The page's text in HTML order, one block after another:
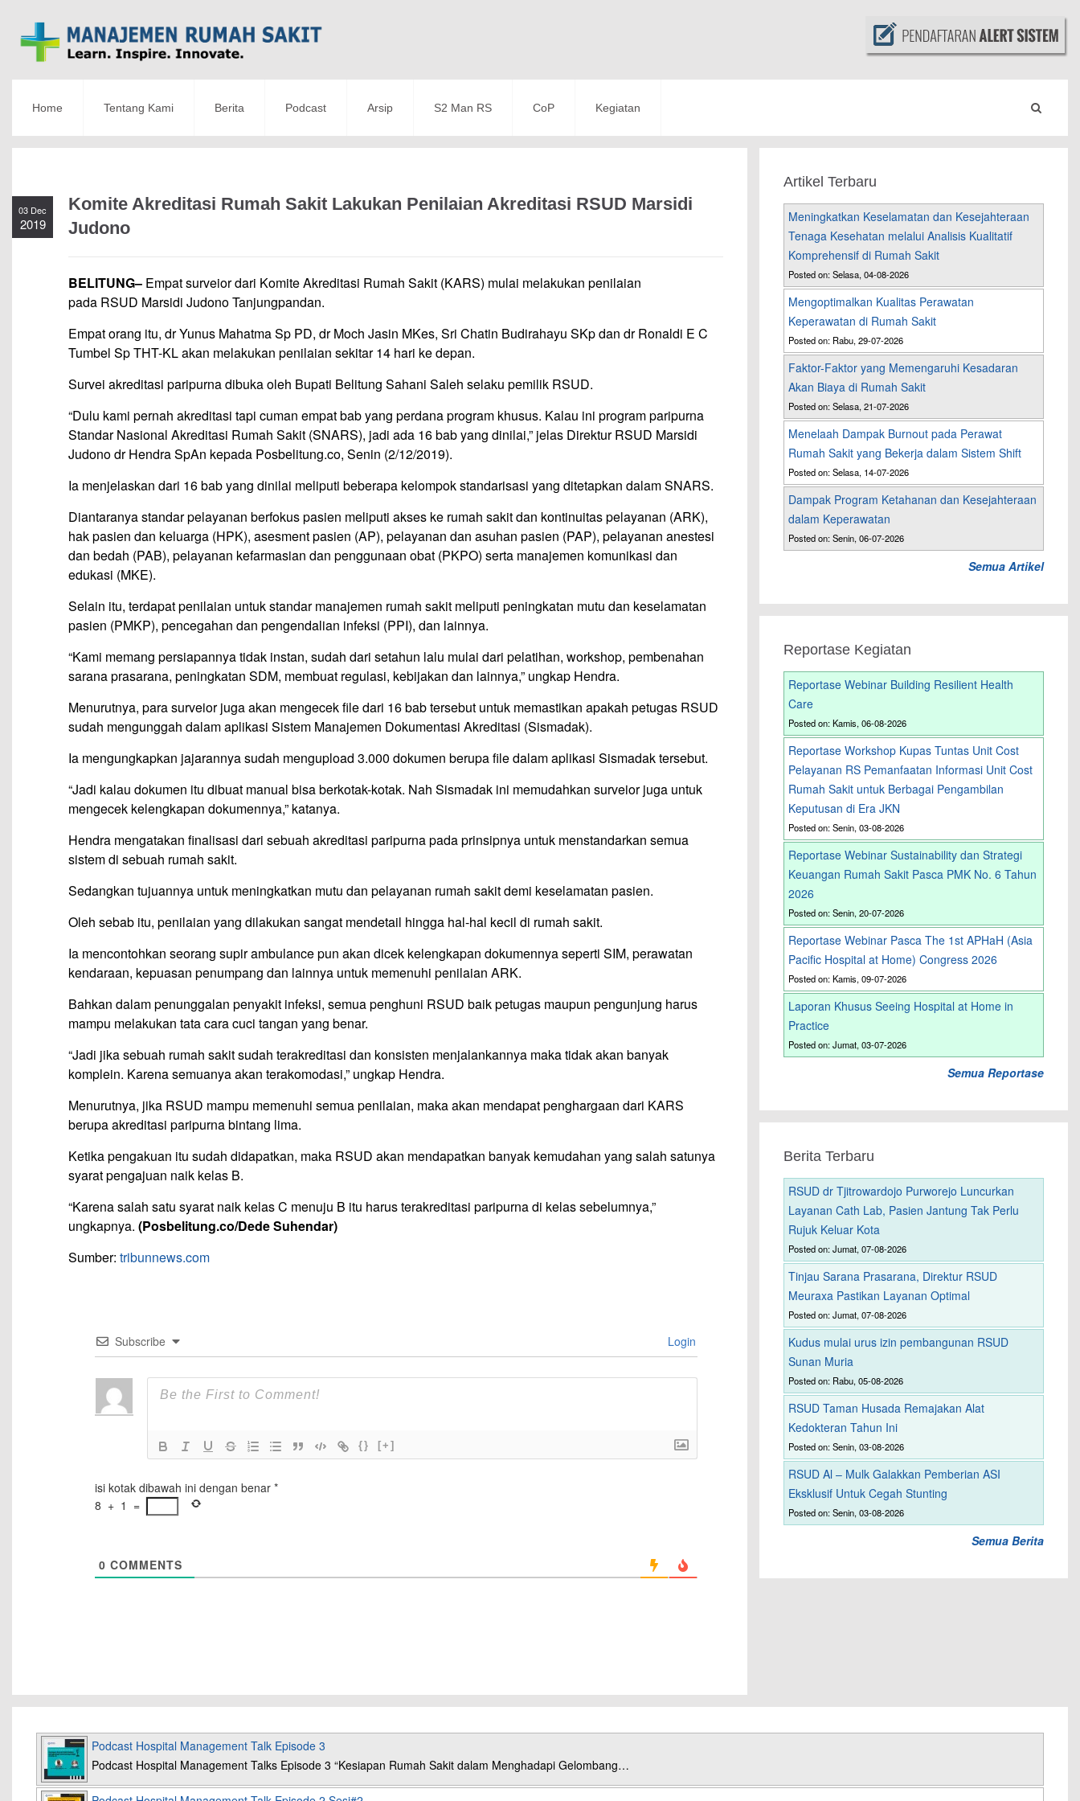
Home Tentang Kami Berita Podcast Arsip S2 Man RS CoP Kegiatan
03 Dec
2019
Komite Akreditasi Rumah Sakit Lakukan Penilaian Akreditasi RSUD Marsidi
Judono
BELITUNG– Empat surveior dari Komite Akreditasi Rumah Sakit (KARS) mulai melakukan penilaian
pada RSUD Marsidi Judono Tanjungpandan.
Empat orang itu, dr Yunus Mahatma Sp PD, dr Moch Jasin MKes, Sri Chatin Budirahayu SKp dan dr Ronaldi E C
Tumbel Sp THT-KL akan melakukan penilaian sekitar 14 hari ke depan.
Survei akreditasi paripurna dibuka oleh Bupati Belitung Sahani Saleh selaku pemilik RSUD.
“Dulu kami pernah akreditasi tapi cuman empat bab yang perdana program khusus. Kalau ini program paripurna
Standar Nasional Akreditasi Rumah Sakit (SNARS), jadi ada 16 bab yang dinilai,” jelas Direktur RSUD Marsidi
Judono dr Hendra SpAn kepada Posbelitung.co, Senin (2/12/2019).
Ia menjelaskan dari 16 bab yang dinilai meliputi beberapa kelompok standarisasi yang ditetapkan dalam SNARS.
Diantaranya standar pelayanan berfokus pasien meliputi akses ke rumah sakit dan kontinuitas pelayanan (ARK),
hak pasien dan keluarga (HPK), asesment pasien (AP), pelayanan dan asuhan pasien (PAP), pelayanan anestesi
dan bedah (PAB), pelayanan kefarmasian dan penggunaan obat (PKPO) serta manajemen komunikasi dan
edukasi (MKE).
Selain itu, terdapat penilaian untuk standar manajemen rumah sakit meliputi peningkatan mutu dan keselamatan
pasien (PMKP), pencegahan dan pengendalian infeksi (PPI), dan lainnya.
“Kami memang persiapannya tidak instan, sudah dari setahun lalu mulai dari pelatihan, workshop, pembenahan
sarana prasarana, peningkatan SDM, membuat regulasi, kebijakan dan lainnya,” ungkap Hendra.
Menurutnya, para surveior juga akan mengecek file dari 16 bab tersebut untuk memastikan apakah petugas RSUD
sudah mengunggah dalam aplikasi Sistem Manajemen Dokumentasi Akreditasi (Sismadak).
Ia mengungkapkan jajarannya sudah mengupload 3.000 dokumen berupa file dalam aplikasi Sismadak tersebut.
“Jadi kalau dokumen itu dibuat manual bisa berkotak-kotak. Nah Sismadak ini memudahkan surveior juga untuk
mengecek kelengkapan dokumennya,” katanya.
Hendra mengatakan finalisasi dari sebuah akreditasi paripurna pada prinsipnya untuk menstandarkan semua
sistem di sebuah rumah sakit.
Sedangkan tujuannya untuk meningkatkan mutu dan pelayanan rumah sakit demi keselamatan pasien.
Oleh sebab itu, penilaian yang dilakukan sangat mendetail hingga hal-hal kecil di rumah sakit.
Ia mencontohkan seorang supir ambulance pun akan dicek kelengkapan dokumennya seperti SIM, perawatan
kendaraan, kepuasan penumpang dan lainnya untuk memenuhi penilaian ARK.
Bahkan dalam penunggalan penyakit infeksi, semua penghuni RSUD baik petugas maupun pengunjung harus
mampu melakukan tata cara cuci tangan yang benar.
“Jadi jika sebuah rumah sakit sudah terakreditasi dan konsisten menjalankannya maka tidak akan banyak
komplein. Karena semuanya akan terakomodasi,” ungkap Hendra.
Menurutnya, jika RSUD mampu memenuhi semua penilaian, maka akan mendapat penghargaan dari KARS
berupa akreditasi paripurna bintang lima.
Ketika pengakuan itu sudah didapatkan, maka RSUD akan mendapatkan banyak kemudahan yang salah satunya
syarat pengajuan naik kelas B.
“Karena salah satu syarat naik kelas C menuju B itu harus terakreditasi paripurna di kelas sebelumnya,”
ungkapnya. (Posbelitung.co/Dede Suhendar)
Sumber: tribunnews.com
Subscribe Login
{} [+]
isi kotak dibawah ini dengan benar*
8 + 1 =
0 COMMENTS
Artikel Terbaru
Meningkatkan Keselamatan dan Kesejahteraan
Tenaga Kesehatan melalui Analisis Kualitatif
Komprehensif di Rumah Sakit
Posted on: Selasa, 04-08-2026
Mengoptimalkan Kualitas Perawatan
Keperawatan di Rumah Sakit
Posted on: Rabu, 29-07-2026
Faktor-Faktor yang Memengaruhi Kesadaran
Akan Biaya di Rumah Sakit
Posted on: Selasa, 21-07-2026
Menelaah Dampak Burnout pada Perawat
Rumah Sakit yang Bekerja dalam Sistem Shift
Posted on: Selasa, 14-07-2026
Dampak Program Ketahanan dan Kesejahteraan
dalam Keperawatan
Posted on: Senin, 06-07-2026
Semua Artikel
Reportase Kegiatan
Reportase Webinar Building Resilient Health
Care
Posted on: Kamis, 06-08-2026
Reportase Workshop Kupas Tuntas Unit Cost
Pelayanan RS Pemanfaatan Informasi Unit Cost
Rumah Sakit untuk Berbagai Pengambilan
Keputusan di Era JKN
Posted on: Senin, 03-08-2026
Reportase Webinar Sustainability dan Strategi
Keuangan Rumah Sakit Pasca PMK No. 6 Tahun
2026
Posted on: Senin, 20-07-2026
Reportase Webinar Pasca The 1st APHaH (Asia
Pacific Hospital at Home) Congress 2026
Posted on: Kamis, 09-07-2026
Laporan Khusus Seeing Hospital at Home in
Practice
Posted on: Jumat, 03-07-2026
Semua Reportase
Berita Terbaru
RSUD dr Tjitrowardojo Purworejo Luncurkan
Layanan Cath Lab, Pasien Jantung Tak Perlu
Rujuk Keluar Kota
Posted on: Jumat, 07-08-2026
Tinjau Sarana Prasarana, Direktur RSUD
Meuraxa Pastikan Layanan Optimal
Posted on: Jumat, 07-08-2026
Kudus mulai urus izin pembangunan RSUD
Sunan Muria
Posted on: Rabu, 05-08-2026
RSUD Taman Husada Remajakan Alat
Kedokteran Tahun Ini
Posted on: Senin, 03-08-2026
RSUD Al – Mulk Galakkan Pemberian ASI
Eksklusif Untuk Cegah Stunting
Posted on: Senin, 03-08-2026
Semua Berita
Podcast Hospital Management Talk Episode 3
Podcast Hospital Management Talks Episode 3 “Kesiapan Rumah Sakit dalam Menghadapi Gelombang…